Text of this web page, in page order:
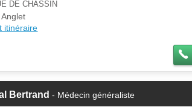
DE CHASSIN
itinéraire
Bertrand - Médecin généraliste